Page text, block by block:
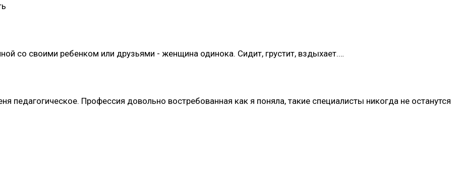
со своими ребенком или друзьями - женщина одинока. Сидит, грустит, вздыхает.…
педагогическое. Профессия довольно востребованная как я поняла, такие специалисты никогда не останутся